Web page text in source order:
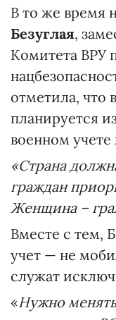
В то же время
Безуглая,
Комитета ВРУ
отметила, что
планируется
военном
«Страна
граждан
Женщина –
Вместе с тем,
учет — не
служат
«Нужно